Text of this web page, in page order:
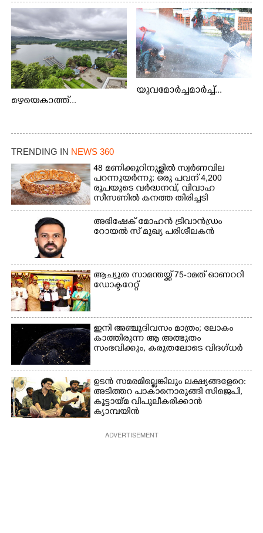
മഴയെകാത്ത്...
യുവമോർച്ചമാർച്ച്...
TRENDING IN NEWS 360
48 മണിക്കൂറിനുള്ളിൽ സ്വർണവില
പറന്നുയർന്നു; ഒരു പവന് 4,200
രൂപയുടെ വർദ്ധനവ്, വിവാഹ
സീസണിൽ കനത്ത തിരിച്ചടി
അഭിഷേക് മോഹൻ ട്രിവാൻഡ്രം
റോയൽ സ് മുഖ്യ പരിശീലകൻ
ആച്യുത സാമന്തയ്ക്ക് 75-ാമത് ഓണററി
ഡോക്ടറേറ്റ്
ഇനി അഞ്ചുദിവസം മാത്രം; ലോകം
കാത്തിരുന്ന ആ അത്ഭുതം
സംഭവിക്കും, കരുതലോടെ വിദഗ്ധർ
ഉടൻ സമരമില്ലെങ്കിലും ലക്ഷ്യങ്ങളേറെ:
അടിത്തറ പാകാനൊരുങ്ങി സിജെപി,​
കൂട്ടായ്മ വിപുലീകരിക്കാൻ
ക്യാമ്പയിൻ
ADVERTISEMENT